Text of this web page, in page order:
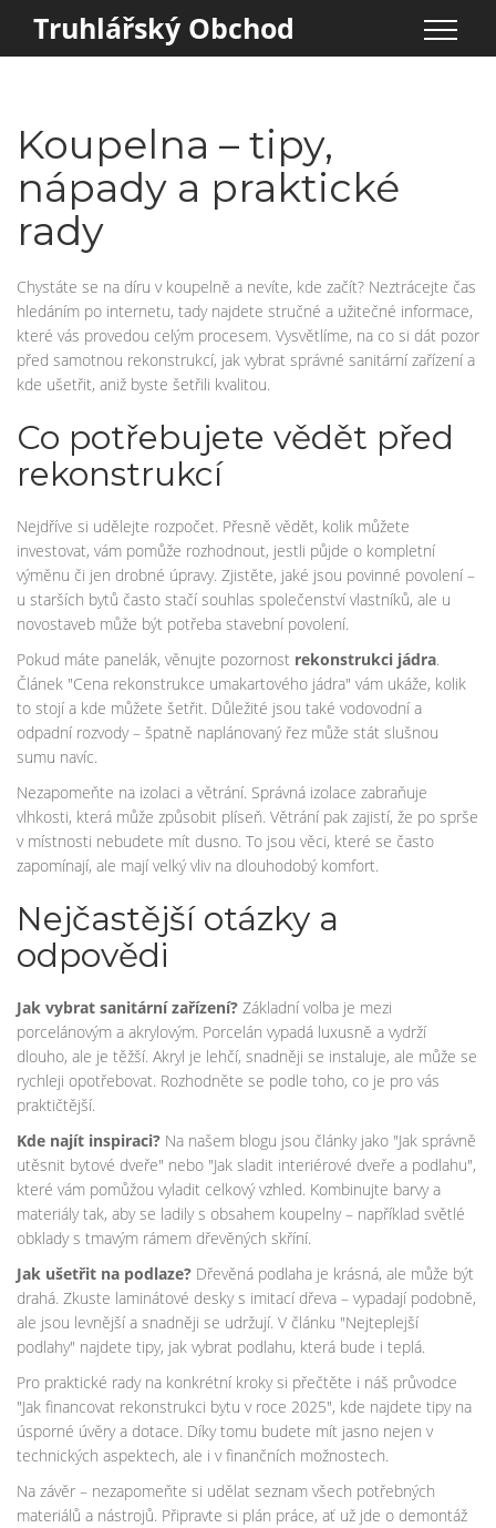
Truhlářský Obchod
Koupelna – tipy,
nápady a praktické
rady
Chystáte se na díru v koupelně a nevíte, kde začít? Neztrácejte čas
hledáním po internetu, tady najdete stručné a užitečné informace,
které vás provedou celým procesem. Vysvětlíme, na co si dát pozor
před samotnou rekonstrukcí, jak vybrat správné sanitární zařízení a
kde ušetřit, aniž byste šetřili kvalitou.
Co potřebujete vědět před
rekonstrukcí
Nejdříve si udělejte rozpočet. Přesně vědět, kolik můžete
investovat, vám pomůže rozhodnout, jestli půjde o kompletní
výměnu či jen drobné úpravy. Zjistěte, jaké jsou povinné povolení –
u starších bytů často stačí souhlas společenství vlastníků, ale u
novostaveb může být potřeba stavební povolení.
Pokud máte panelák, věnujte pozornost rekonstrukci jádra.
Článek "Cena rekonstrukce umakartového jádra" vám ukáže, kolik
to stojí a kde můžete šetřit. Důležité jsou také vodovodní a
odpadní rozvody – špatně naplánovaný řez může stát slušnou
sumu navíc.
Nezapomeňte na izolaci a větrání. Správná izolace zabraňuje
vlhkosti, která může způsobit plíseň. Větrání pak zajistí, že po sprše
v místnosti nebudete mít dusno. To jsou věci, které se často
zapomínají, ale mají velký vliv na dlouhodobý komfort.
Nejčastější otázky a
odpovědi
Jak vybrat sanitární zařízení? Základní volba je mezi
porcelánovým a akrylovým. Porcelán vypadá luxusně a vydrží
dlouho, ale je těžší. Akryl je lehčí, snadněji se instaluje, ale může se
rychleji opotřebovat. Rozhodněte se podle toho, co je pro vás
praktičtější.
Kde najít inspiraci? Na našem blogu jsou články jako "Jak správně
utěsnit bytové dveře" nebo "Jak sladit interiérové dveře a podlahu",
které vám pomůžou vyladit celkový vzhled. Kombinujte barvy a
materiály tak, aby se ladily s obsahem koupelny – například světlé
obklady s tmavým rámem dřevěných skříní.
Jak ušetřit na podlaze? Dřevěná podlaha je krásná, ale může být
drahá. Zkuste laminátové desky s imitací dřeva – vypadají podobně,
ale jsou levnější a snadněji se udržují. V článku "Nejteplejší
podlahy" najdete tipy, jak vybrat podlahu, která bude i teplá.
Pro praktické rady na konkrétní kroky si přečtěte i náš průvodce
"Jak financovat rekonstrukci bytu v roce 2025", kde najdete tipy na
úsporné úvěry a dotace. Díky tomu budete mít jasno nejen v
technických aspektech, ale i v finančních možnostech.
Na závěr – nezapomeňte si udělat seznam všech potřebných
materiálů a nástrojů. Připravte si plán práce, ať už jde o demontáž